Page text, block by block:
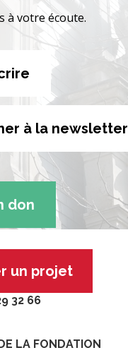
à votre écoute.
à la newsletter
don
un projet
32 66
LA FONDATION